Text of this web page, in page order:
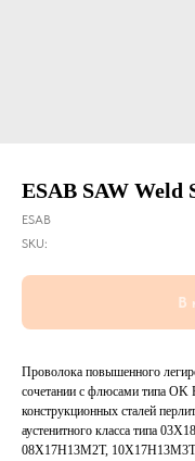
ESAB SAW Weld
ESAB
SKU:
В
Проволока повышенного
сочетании с флюсами типа
конструкционных сталей
аустенитного класса типа
08Х17Н13М2Т, 10Х17Н13М3Т,